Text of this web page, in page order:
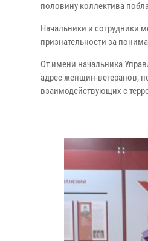
половину коллектива
Начальники и сотрудники
признательности за
От имени начальника
адрес женщин-ветеранов,
взаимодействующих с